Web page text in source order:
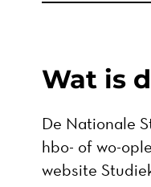
Wat is
De Nationale
hbo- of wo-
website